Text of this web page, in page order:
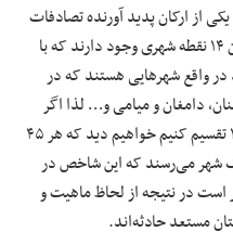
از ارکان پدید آورنده تصادفات
جاده‌ای است، می‌گوید: در استان سمنان ۱۴ نقطه شهری وجود دارند که با
واقع شهرهایی هستند که در
دامغان و میامی و… لذا اگر
۶۴۰ کیلومتر مسیر تهران- مشهد را به ۱۴ تقسیم کنیم خواهیم دید که هر ۴۵
به یک شهر می‌رسند که این شاخص در
و در مازندران ۱۲ کیلومتر است در نتیجه از لحاظ ماهیت و
مستعد حادثه‌اند.